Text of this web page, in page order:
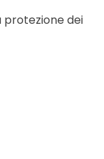
protezione dei